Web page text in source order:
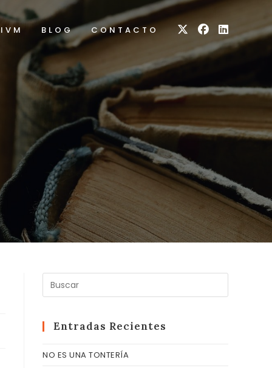
BLOG CONTACTO
Escape
Entradas Recientes
NO ES UNA TONTERÍA